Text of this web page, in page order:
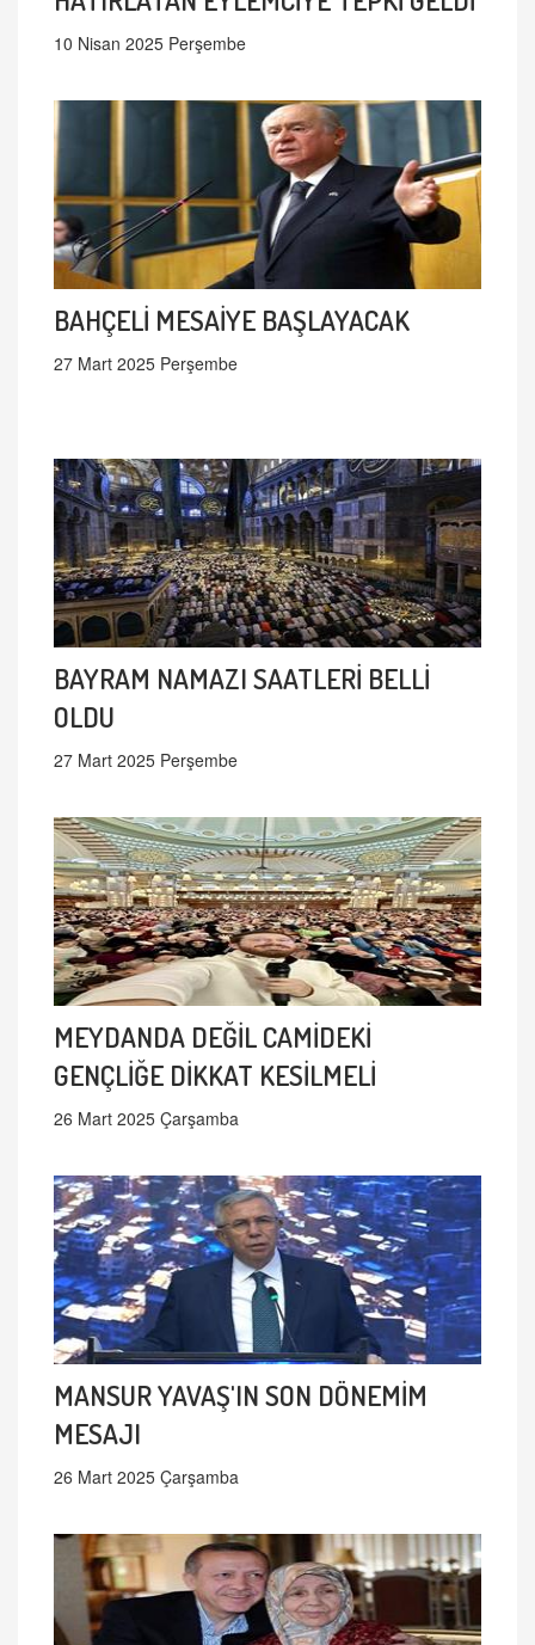
10 Nisan 2025 Perşembe
BAHÇELİ MESAİYE BAŞLAYACAK
27 Mart 2025 Perşembe
BAYRAM NAMAZI SAATLERİ BELLİ
OLDU
27 Mart 2025 Perşembe
MEYDANDA DEĞİL CAMİDEKİ
GENÇLİĞE DİKKAT KESİLMELİ
26 Mart 2025 Çarşamba
MANSUR YAVAŞ'IN SON DÖNEMİM
MESAJI
26 Mart 2025 Çarşamba